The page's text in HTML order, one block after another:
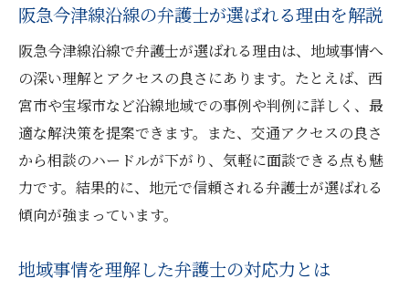
阪急今津線沿線の弁護士が選ばれる理由を解説
阪急今津線沿線で弁護士が選ばれる理由は、地域事情へ
の深い理解とアクセスの良さにあります。たとえば、西
宮市や宝塚市など沿線地域での事例や判例に詳しく、最
適な解決策を提案できます。また、交通アクセスの良さ
から相談のハードルが下がり、気軽に面談できる点も魅
力です。結果的に、地元で信頼される弁護士が選ばれる
傾向が強まっています。
地域事情を理解した弁護士の対応力とは